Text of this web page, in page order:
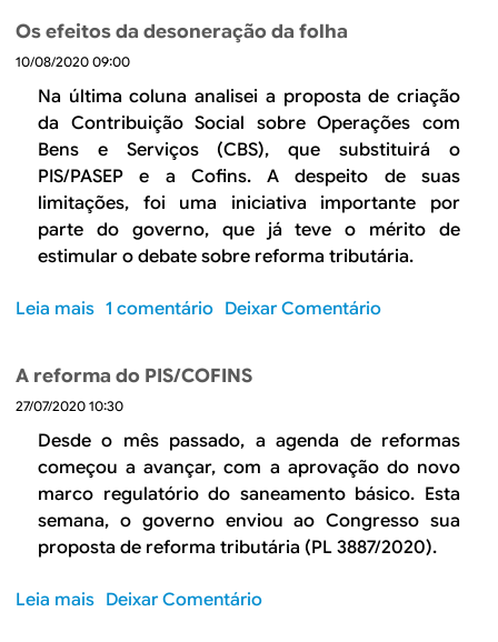
r
e
P
r
o
d
u
t
i
d
e
o
t
l
d
Os efeitos da desoneração da folha
10/08/2020 09:00
Na última coluna analisei a proposta de criação
da Contribuição Social sobre Operações com
Bens e Serviços (CBS), que substituirá o
PIS/PASEP e a Cofins. A despeito de suas
limitações, foi uma iniciativa importante por
parte do governo, que já teve o mérito de
estimular o debate sobre reforma tributária.
Leia mais
r
e
O
s
f
e
1 comentário Deixar Comentário
A reforma do PIS/COFINS
27/07/2020 10:30
Desde o mês passado, a agenda de reformas
começou a avançar, com a aprovação do novo
marco regulatório do saneamento básico. Esta
semana, o governo enviou ao Congresso sua
proposta de reforma tributária (PL 3887/2020).
Leia mais Deixar Comentário